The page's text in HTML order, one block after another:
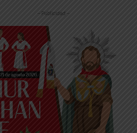
-- Publicidad --